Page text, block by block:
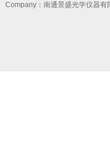
Company：南通景盛光学仪器